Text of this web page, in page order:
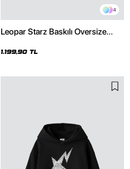
4
Leopar Starz Baskılı Oversize
1.199,90 TL